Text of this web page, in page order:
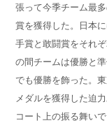
張って今季チーム最
賞を獲得した。日本
手賞と敢闘賞をそれ
の間チームは優勝と
でも優勝を飾った。
メダルを獲得した迫
コート上の振る舞い